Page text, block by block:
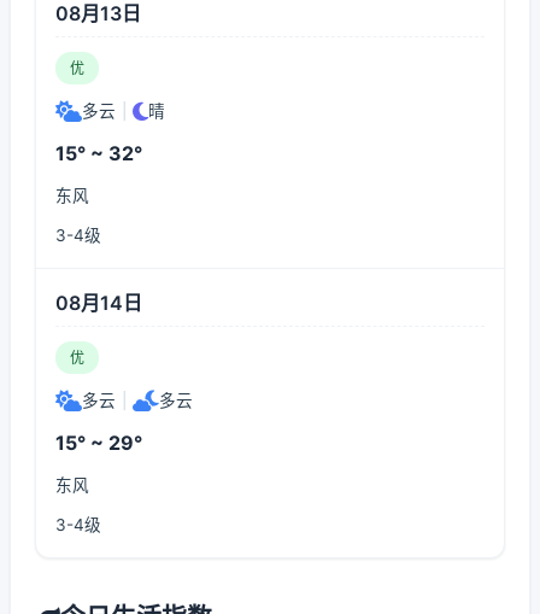
08月13日
优
多云 晴
15° ~ 32°
东风
3-4级
08月14日
优
多云 多云
15° ~ 29°
东风
3-4级